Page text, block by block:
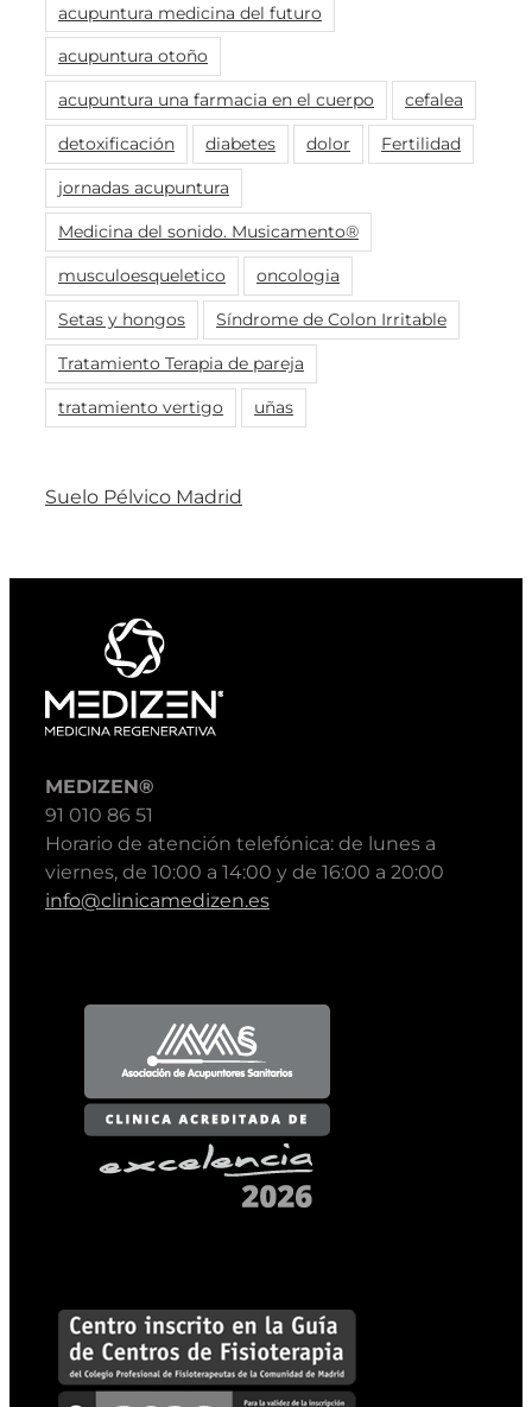
acupuntura medicina del futuro
acupuntura otoño
acupuntura una farmacia en el cuerpo cefalea
detoxificación diabetes dolor Fertilidad
jornadas acupuntura
Medicina del sonido. Musicamento®
musculoesqueletico oncologia
Setas y hongos Síndrome de Colon Irritable
Tratamiento Terapia de pareja
tratamiento vertigo uñas
Suelo Pélvico Madrid
MEDIZEN®
91 010 86 51
Horario de atención telefónica: de lunes a
viernes, de 10:00 a 14:00 y de 16:00 a 20:00
info@clinicamedizen.es